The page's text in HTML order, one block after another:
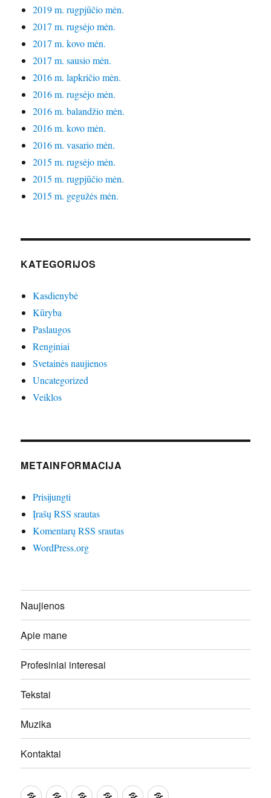
2019 m. rugpjūčio mėn.
2017 m. rugsėjo mėn.
2017 m. kovo mėn.
2017 m. sausio mėn.
2016 m. lapkričio mėn.
2016 m. rugsėjo mėn.
2016 m. balandžio mėn.
2016 m. kovo mėn.
2016 m. vasario mėn.
2015 m. rugsėjo mėn.
2015 m. rugpjūčio mėn.
2015 m. gegužės mėn.
KATEGORIJOS
Kasdienybė
Kūryba
Paslaugos
Renginiai
Svetainės naujienos
Uncategorized
Veiklos
METAINFORMACIJA
Prisijungti
Įrašų RSS srautas
Komentarų RSS srautas
WordPress.org
Naujienos
Apie mane
Profesiniai interesai
Tekstai
Muzika
Kontaktai
Naujienos
Apie Profesiniai
TekstaiMuzikaKontaktai